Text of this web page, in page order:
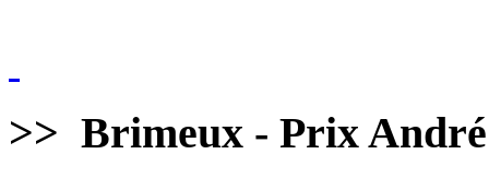
>> Brimeux - Prix André